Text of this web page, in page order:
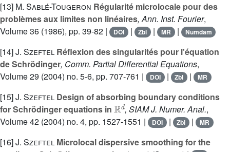
[13] M. Sablé-Tougeron Régularité microlocale pour des
problèmes aux limites non linéaires, Ann. Inst. Fourier,
Volume 36 (1986), pp. 39-82 | DOI | Zbl | MR | Numdam
[14]J. Szeftel Réflexion des singularités pour l'équation
de Schrödinger, Comm. Partial Differential Equations,
Volume 29 (2004) no. 5-6, pp. 707-761 | DOI | Zbl | MR
[15]J. Szeftel Design of absorbing boundary conditions
for Schrödinger equations in
ℝd
, SIAM J. Numer. Anal.,
Volume 42 (2004) no. 4, pp. 1527-1551 | DOI | Zbl | MR
[16]J. Szeftel Microlocal dispersive smoothing for the